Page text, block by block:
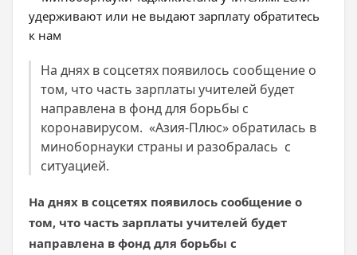
На днях в соцсетях появилось сообщение о
том, что часть зарплаты учителей будет
направлена в фонд для борьбы с
коронавирусом. «Азия-Плюс» обратилась в
миноборнауки страны и разобралась с
ситуацией.
На днях в соцсетях появилось сообщение о
том, что часть зарплаты учителей будет
направлена в фонд для борьбы с